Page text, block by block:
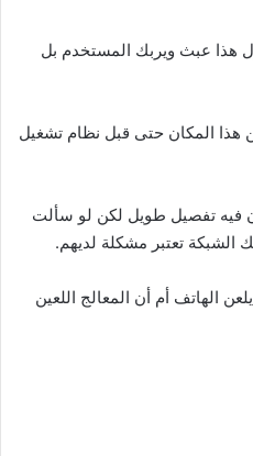
هذا عبث ويربك المستخدم بل
المكان حتى قبل نظام تشغيل
فيه تفصيل طويل لكن لو سألت
تعتبر مشكلة لديهم.
الهاتف أم أن المعالج اللعين